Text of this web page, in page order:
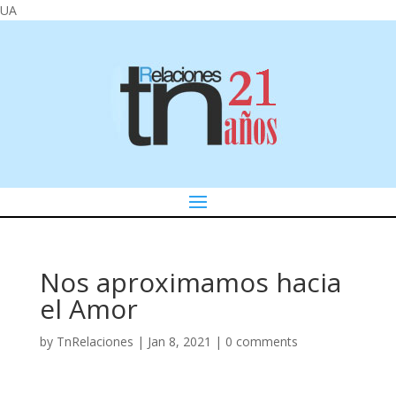
UA
Nos aproximamos hacia
el Amor
by TnRelaciones | Jan 8, 2021 | 0 comments